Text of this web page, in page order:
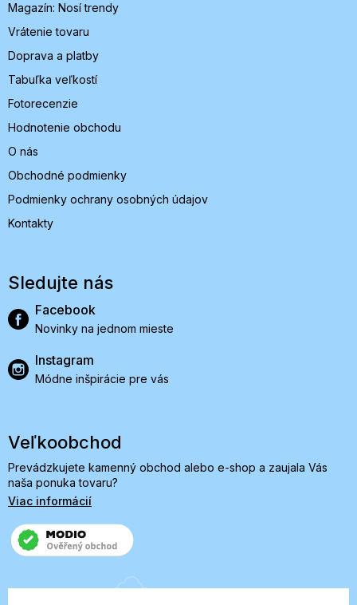
eMagazín: Nosí trendy
Vrátenie tovaru
Doprava a platby
Tabuľka veľkostí
Fotorecenzie
Hodnotenie obchodu
O nás
Obchodné podmienky
Podmienky ochrany osobných údajov
Kontakty
Sledujte nás
Facebook
Novinky na jednom mieste
Instagram
Módne inšpirácie pre vás
Veľkoobchod
Prevádzkujete kamenný obchod alebo e-shop a zaujala Vás
naša ponuka tovaru?
Viac informácií